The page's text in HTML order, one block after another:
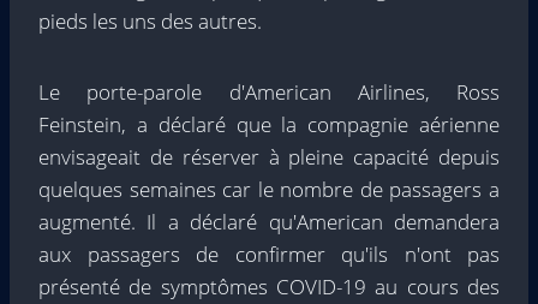
pieds les uns des autres.
Le porte-parole d'American Airlines, Ross
Feinstein, a déclaré que la compagnie aérienne
envisageait de réserver à pleine capacité depuis
quelques semaines car le nombre de passagers a
augmenté. Il a déclaré qu'American demandera
aux passagers de confirmer qu'ils n'ont pas
présenté de symptômes COVID-19 au cours des